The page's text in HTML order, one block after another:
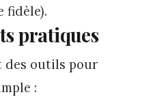
fidèle).
pratiques
des outils pour
: